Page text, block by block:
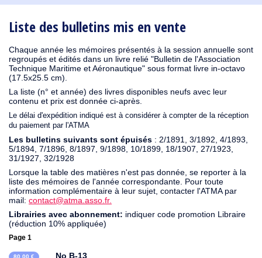
Liste des bulletins mis en vente
Chaque année les mémoires présentés à la session annuelle sont
regroupés et édités dans un livre relié "Bulletin de l'Association
Technique Maritime et Aéronautique" sous format livre in-octavo
(17.5x25.5 cm).
La liste (n° et année) des livres disponibles neufs avec leur
contenu et prix est donnée ci-après.
Le délai d'expédition indiqué est à considérer à compter de la réception
du paiement par l'ATMA
Les bulletins suivants sont épuisés : 2/1891, 3/1892, 4/1893,
5/1894, 7/1896, 8/1897, 9/1898, 10/1899, 18/1907, 27/1923,
31/1927, 32/1928
Lorsque la table des matières n'est pas donnée, se reporter à la
liste des mémoires de l'année correspondante. Pour toute
information complémentaire à leur sujet, contacter l'ATMA par
mail: contact@atma.asso.fr.
Librairies avec abonnement: indiquer code promotion Libraire
(réduction 10% appliquée)
Page 1
80,00 €
No B-13
1931
1930 1929 1926 1925 1924 1915 1914 1913 1912
1911